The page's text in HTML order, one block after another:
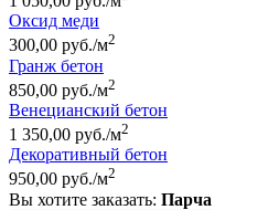
Оксид меди
300,00 руб./м2
Гранж бетон
850,00 руб./м2
Венецианский бетон
1 350,00 руб./м2
Декоративный бетон
950,00 руб./м2
Вы хотите заказать: Парча